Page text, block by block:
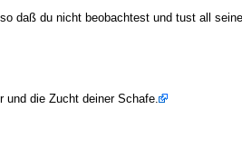
daß du nicht beobachtest und tust all
und die Zucht deiner Schafe.